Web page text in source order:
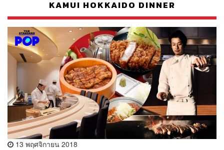
KAMUI HOKKAIDO DINNER
13 พฤศจิกายน 2018